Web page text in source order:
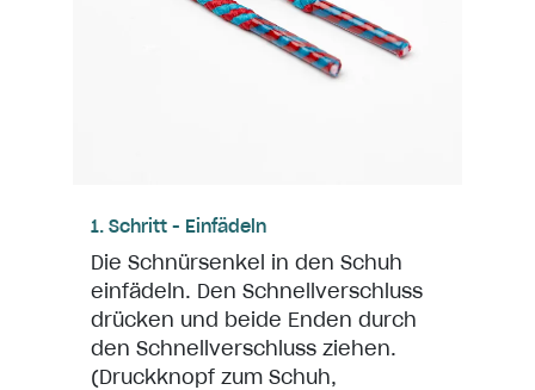
1. Schritt - Einfädeln
Die Schnürsenkel in den Schuh
einfädeln. Den Schnellverschluss
drücken und beide Enden durch
den Schnellverschluss ziehen.
(Druckknopf zum Schuh,